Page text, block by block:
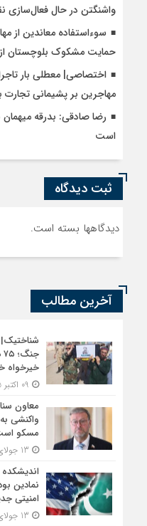
واشنگتن در حال فعال‌سازی
سوءاستفاده معاندین از
حمایت مشکوک بلوچستان از
اختصاصی| معطلی بار
مهاجرین بر پشیمانی تجارت
رضا صادقی: بدرقه میهمان
است
ثبت دیدگاه
دیدگاهها بسته است.
آخرین مطالب
خیرخواه
معاون
واکنشی
مسکو
اندیشکده
نمادین
امنیتی